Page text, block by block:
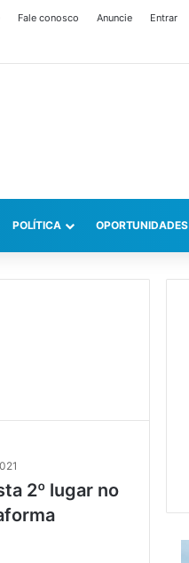
Fale conosco Anuncie Entrar
POLÍTICA OPORTUNIDADES
2º lugar no